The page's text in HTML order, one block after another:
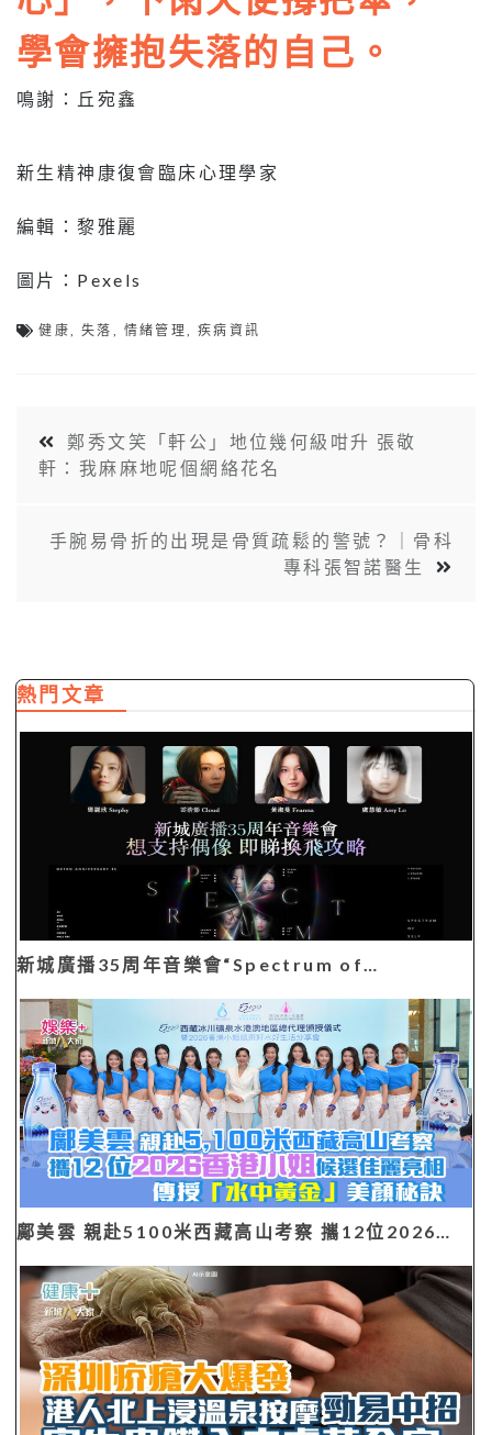
學會擁抱失落的自己。
鳴謝：丘宛鑫
新生精神康復會臨床心理學家
編輯：黎雅麗
圖片：Pexels
健康,失落 , 情緒管理,疾病資訊
鄭秀文笑「軒公」地位幾何級咁升 張敬
軒：我麻麻地呢個網絡花名
手腕易骨折的出現是骨質疏鬆的警號？｜骨科
專科張智諾醫生
熱門文章
新城廣播35周年音樂會“Spectrum of…
鄺美雲 親赴5100米西藏高山考察 攜12位2026…